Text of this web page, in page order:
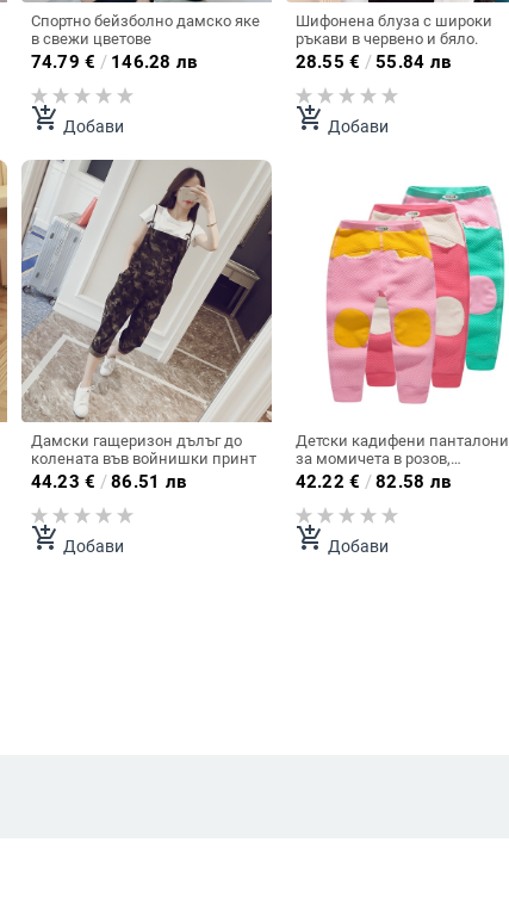
Спортно бейзболно дамско яке
в свежи цветове
74.79 € / 146.28 лв
add_shopping_cart Добави
Шифонена блуза с широки
ръкави в червено и бяло.
28.55 € /55.84 лв
add_shopping_cart Добави
Дамски гащеризон дълъг до
колената във войнишки принт
44.23 € /86.51 лв
add_shopping_cart Добави
Детски кадифени панталони
за момичета в розов,
цикламен и светлосин цвят
42.22 € /82.58 лв
add_shopping_cart Добави